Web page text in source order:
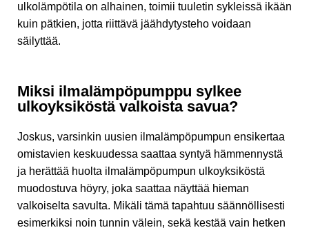
ulkolämpötila on alhainen, toimii tuuletin sykleissä ikään
kuin pätkien, jotta riittävä jäähdytysteho voidaan
säilyttää.
Miksi ilmalämpöpumppu sylkee
ulkoyksiköstä valkoista savua?
Joskus, varsinkin uusien ilmalämpöpumpun ensikertaa
omistavien keskuudessa saattaa syntyä hämmennystä
ja herättää huolta ilmalämpöpumpun ulkoyksiköstä
muodostuva höyry, joka saattaa näyttää hieman
valkoiselta savulta. Mikäli tämä tapahtuu säännöllisesti
esimerkiksi noin tunnin välein, sekä kestää vain hetken